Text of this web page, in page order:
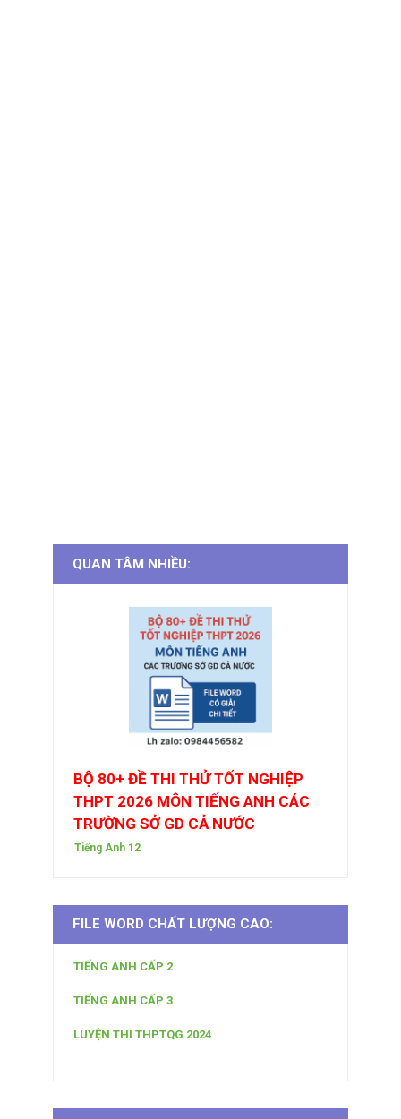
QUAN TÂM NHIỀU:
BỘ 80+ ĐỀ THI THỬ TỐT NGHIỆP
THPT 2026 MÔN TIẾNG ANH CÁC
TRƯỜNG SỞ GD CẢ NƯỚC
Tiếng Anh 12
FILE WORD CHẤT LƯỢNG CAO:
TIẾNG ANH CẤP 2
TIẾNG ANH CẤP 3
LUYỆN THI THPTQG 2024